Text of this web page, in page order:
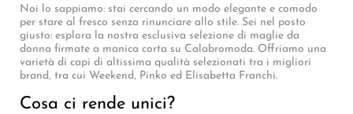
Noi lo sappiamo: stai cercando un modo elegante e comodo
per stare al fresco senza rinunciare allo stile. Sei nel posto
giusto: esplora la nostra esclusiva selezione di maglie da
donna firmate a manica corta su Calabromoda. Offriamo una
varietà di capi di altissima qualità selezionati tra i migliori
brand, tra cui Weekend, Pinko ed Elisabetta Franchi.
Cosa ci rende unici?